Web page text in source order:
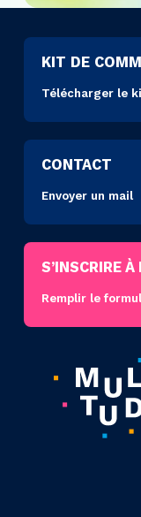
KIT DE
Télécharger le
CONTACT
Envoyer un mail
S’INSCRIRE
Remplir le